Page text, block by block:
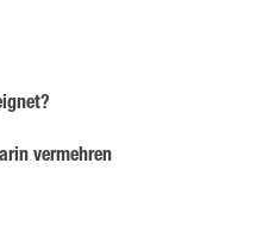
vermehren